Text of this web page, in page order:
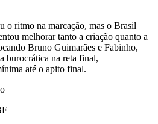
o ritmo na marcação, mas o Brasil
melhorar tanto a criação quanto a
Bruno Guimarães e Fabinho,
burocrática na reta final,
até o apito final.